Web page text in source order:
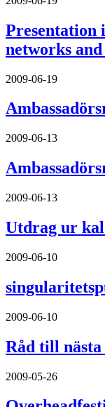
Presentation
networks and
2009-06-19
2009-06-13
2009-06-13
Utdrag ur
2009-06-10
2009-06-10
Råd till nästa
2009-05-26